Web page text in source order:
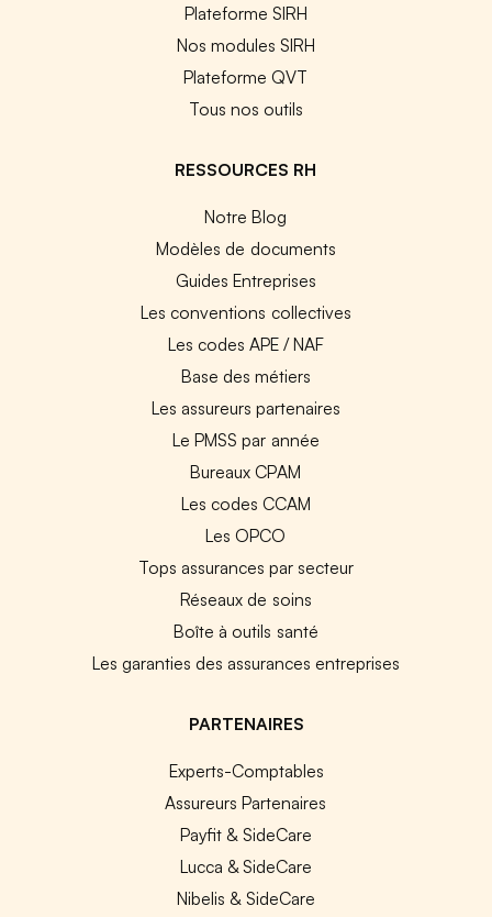
Plateforme SIRH
Nos modules SIRH
Plateforme QVT
Tous nos outils
RESSOURCES RH
Notre Blog
Modèles de documents
Guides Entreprises
Les conventions collectives
Les codes APE / NAF
Base des métiers
Les assureurs partenaires
Le PMSS par année
Bureaux CPAM
Les codes CCAM
Les OPCO
Tops assurances par secteur
Réseaux de soins
Boîte à outils santé
Les garanties des assurances entreprises
PARTENAIRES
Experts-Comptables
Assureurs Partenaires
Payfit & SideCare
Lucca & SideCare
Nibelis & SideCare